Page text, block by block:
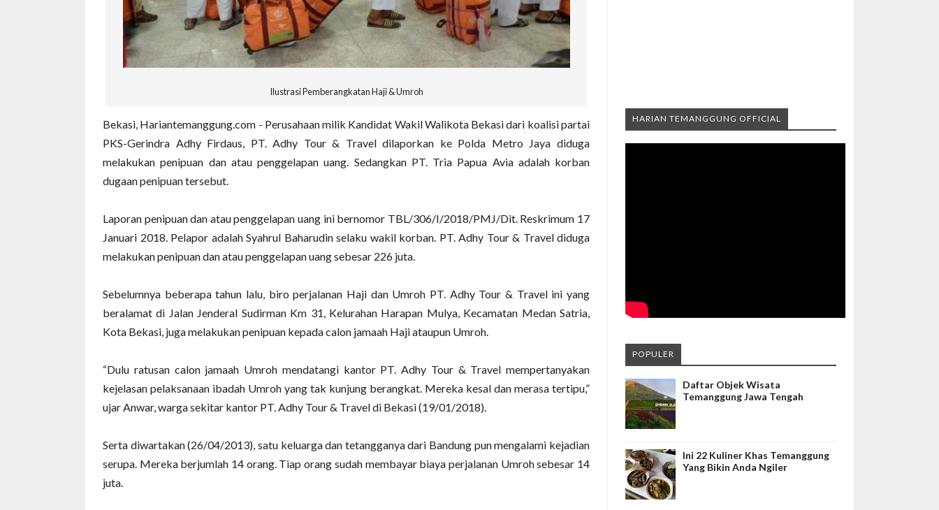
Ilustrasi Pemberangkatan Haji & Umroh
Bekasi, Hariantemanggung.com - Perusahaan milik Kandidat Wakil Walikota Bekasi dari koalisi partai
PKS-Gerindra Adhy Firdaus, PT. Adhy Tour & Travel dilaporkan ke Polda Metro Jaya diduga
melakukan penipuan dan atau penggelapan uang. Sedangkan PT. Tria Papua Avia adalah korban
dugaan penipuan tersebut.
Laporan penipuan dan atau penggelapan uang ini bernomor TBL/306/I/2018/PMJ/Dit. Reskrimum 17
Januari 2018. Pelapor adalah Syahrul Baharudin selaku wakil korban. PT. Adhy Tour & Travel diduga
melakukan penipuan dan atau penggelapan uang sebesar 226 juta.
Sebelumnya beberapa tahun lalu, biro perjalanan Haji dan Umroh PT. Adhy Tour & Travel ini yang
beralamat di Jalan Jenderal Sudirman Km 31, Kelurahan Harapan Mulya, Kecamatan Medan Satria,
Kota Bekasi, juga melakukan penipuan kepada calon jamaah Haji ataupun Umroh.
“Dulu ratusan calon jamaah Umroh mendatangi kantor PT. Adhy Tour & Travel mempertanyakan
kejelasan pelaksanaan ibadah Umroh yang tak kunjung berangkat. Mereka kesal dan merasa tertipu,”
ujar Anwar, warga sekitar kantor PT. Adhy Tour & Travel di Bekasi (19/01/2018).
Serta diwartakan (26/04/2013), satu keluarga dan tetangganya dari Bandung pun mengalami kejadian
serupa. Mereka berjumlah 14 orang. Tiap orang sudah membayar biaya perjalanan Umroh sebesar 14
juta.
HARIAN TEMANGGUNG OFFICIAL
POPULER
Daftar Objek Wisata
Temanggung Jawa Tengah
Ini 22 Kuliner Khas Temanggung
Yang Bikin Anda Ngiler